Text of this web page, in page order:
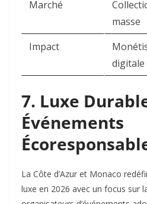
Marché
masse ​
Impact
digitale ​
7. Luxe
Événements
La Côte d’Azur et Monaco
luxe en 2026 avec un focus sur